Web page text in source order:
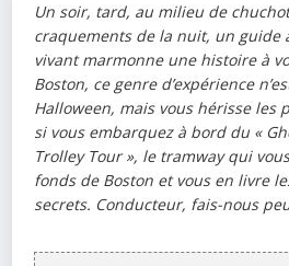
Un soir, tard, au milieu de
craquements de la nuit, un guide
vivant marmonne une histoire à
Boston, ce genre d’expérience
Halloween, mais vous hérisse les
si vous embarquez à bord du «
Trolley Tour», le tramway qui
fonds de Boston et vous en livre
secrets. Conducteur, fais-nous